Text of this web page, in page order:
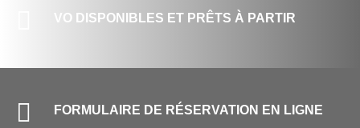
VO DISPONIBLES ET PRÊTS À PARTIR
 FORMULAIRE DE RÉSERVATION EN LIGNE